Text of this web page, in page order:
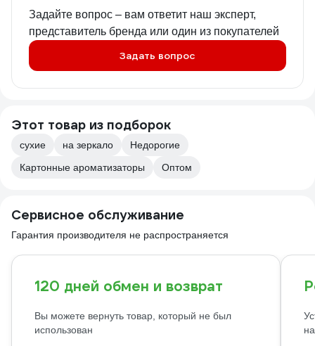
Задайте вопрос – вам ответит наш эксперт,
представитель бренда или один из покупателей
Задать вопрос
Этот товар из подборок
сухие на зеркало
Недорогие
Картонные ароматизаторы
Оптом
Сервисное обслуживание
Гарантия производителя не распространяется
120 дней обмен и возврат
Вы можете вернуть товар, который не был
использован